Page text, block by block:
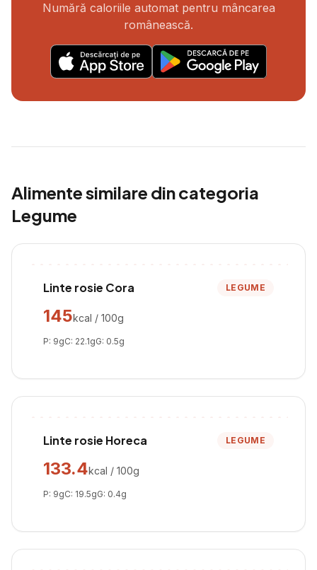
Numără caloriile automat pentru mâncarea
românească.
Alimente similare din categoria
Legume
Linte rosie Cora LEGUME
145kcal / 100g
P: 9gC: 22.1gG: 0.5g
Linte rosie Horeca LEGUME
133.4kcal / 100g
P: 9gC: 19.5gG: 0.4g